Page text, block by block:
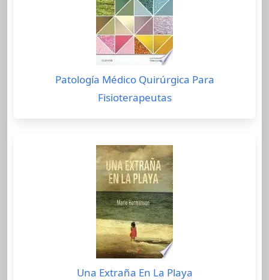
Patología Médico Quirúrgica Para
Fisioterapeutas
Una Extraña En La Playa